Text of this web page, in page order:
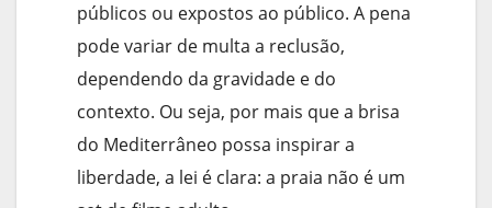
públicos ou expostos ao público. A pena
pode variar de multa a reclusão,
dependendo da gravidade e do
contexto. Ou seja, por mais que a brisa
do Mediterrâneo possa inspirar a
liberdade, a lei é clara: a praia não é um